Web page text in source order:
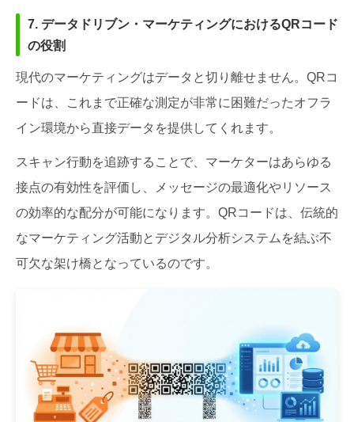
7. データドリブン・マーケティングにおけるQRコード
の役割
現代のマーケティングはデータと切り離せません。QRコ
ードは、これまで正確な測定が非常に困難だったオフラ
イン環境から直接データを提供してくれます。
スキャン行動を追跡することで、マーケターはあらゆる
接点の有効性を評価し、メッセージの最適化やリソース
の効率的な配分が可能になります。QRコードは、伝統的
なマーケティング活動とデジタル分析システムを結ぶ不
可欠な架け橋となっているのです。